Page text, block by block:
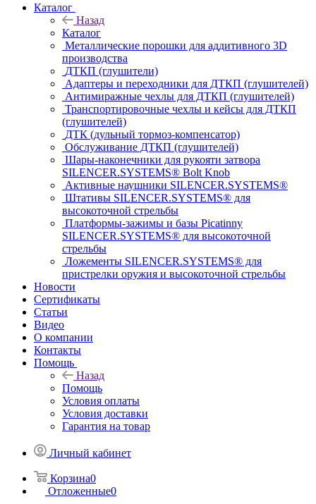
Каталог
Назад
Каталог
Металлические порошки для аддитивного 3D
производства
ДТКП (глушители)
Адаптеры и переходники для ДТКП (глушителей)
Антимиражные чехлы для ДТКП (глушителей)
Транспортировочные чехлы и кейсы для ДТКП
(глушителей)
ДТК (дульный тормоз-компенсатор)
Обслуживание ДТКП (глушителей)
Шары-наконечники для рукояти затвора
SILENCER.SYSTEMS® Bolt Knob
Активные наушники SILENCER.SYSTEMS®
Штативы SILENCER.SYSTEMS® для
высокоточной стрельбы
Платформы-зажимы и базы Picatinny
SILENCER.SYSTEMS® для высокоточной
стрельбы
Ложементы SILENCER.SYSTEMS® для
пристрелки оружия и высокоточной стрельбы
Новости
Сертификаты
Статьи
Видео
О компании
Контакты
Помощь
Назад
Помощь
Условия оплаты
Условия доставки
Гарантия на товар
Личный кабинет
Корзина0
Отложенные0